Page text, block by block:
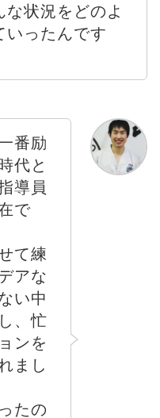
な状況をどのよ
いったんです
番励
代と
導員
で
て練
アな
い中
、忙
ンを
まし
たの